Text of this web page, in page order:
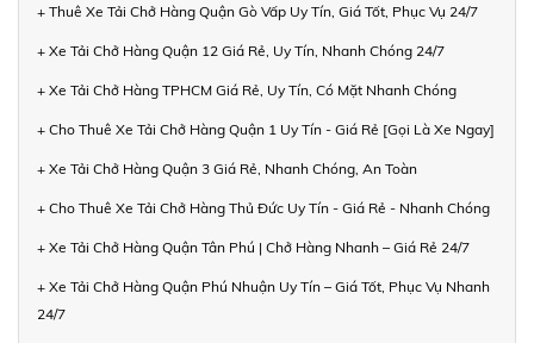
+ Thuê Xe Tải Chở Hàng Quận Gò Vấp Uy Tín, Giá Tốt, Phục Vụ 24/7
+ Xe Tải Chở Hàng Quận 12 Giá Rẻ, Uy Tín, Nhanh Chóng 24/7
+ Xe Tải Chở Hàng TPHCM Giá Rẻ, Uy Tín, Có Mặt Nhanh Chóng
+ Cho Thuê Xe Tải Chở Hàng Quận 1 Uy Tín - Giá Rẻ [Gọi Là Xe Ngay]
+ Xe Tải Chở Hàng Quận 3 Giá Rẻ, Nhanh Chóng, An Toàn
+ Cho Thuê Xe Tải Chở Hàng Thủ Đức Uy Tín - Giá Rẻ - Nhanh Chóng
+ Xe Tải Chở Hàng Quận Tân Phú | Chở Hàng Nhanh – Giá Rẻ 24/7
+ Xe Tải Chở Hàng Quận Phú Nhuận Uy Tín – Giá Tốt, Phục Vụ Nhanh
24/7